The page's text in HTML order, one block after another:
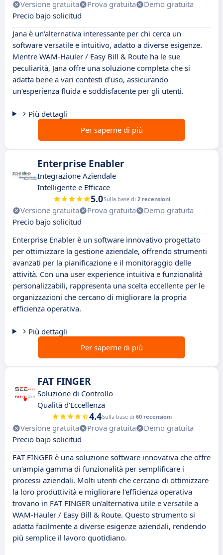
Versione gratuita Prova gratuita
Demo gratuita
Precio bajo solicitud
Jana è un'alternativa interessante per chi cerca un
software versatile e intuitivo, adatto a diverse esigenze.
Mentre WAM-Hauler / Easy Bill & Route ha le sue
peculiarità, Jana offre una soluzione completa che si
adatta bene a vari contesti d'uso, assicurando
un'esperienza fluida e soddisfacente per gli utenti.
Più dettagli
Per saperne di più
Enterprise Enabler
Integrazione Aziendale
Intelligente e Efficace
5.0Sulla base di 2 recensioni
Versione gratuita Prova gratuita
Demo gratuita
Precio bajo solicitud
Enterprise Enabler è un software innovativo progettato
per ottimizzare la gestione aziendale, offrendo strumenti
avanzati per la pianificazione e il monitoraggio delle
attività. Con una user experience intuitiva e funzionalità
personalizzabili, rappresenta una scelta eccellente per le
organizzazioni che cercano di migliorare la propria
efficienza operativa.
Più dettagli
Per saperne di più
FAT FINGER
Soluzione di Controllo
Qualità d'Eccellenza
4.4Sulla base di 60 recensioni
Versione gratuita Prova gratuita
Demo gratuita
Precio bajo solicitud
FAT FINGER è una soluzione software innovativa che offre
un'ampia gamma di funzionalità per semplificare i
processi aziendali. Molti utenti che cercano di ottimizzare
la loro produttività e migliorare l'efficienza operativa
trovano in FAT FINGER un'alternativa utile e versatile a
WAM-Hauler / Easy Bill & Route. Questo strumento si
adatta facilmente a diverse esigenze aziendali, rendendo
più semplice il lavoro quotidiano.